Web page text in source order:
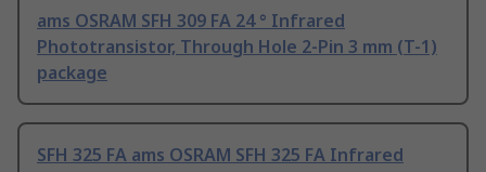
ams OSRAM SFH 309 FA 24 ° Infrared
Phototransistor, Through Hole 2-Pin 3 mm (T-1)
package
SFH 325 FA ams OSRAM SFH 325 FA Infrared